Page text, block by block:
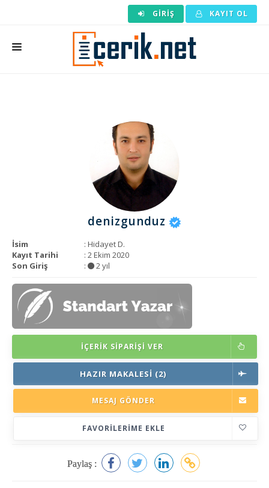
GIRIŞ KAYIT OL
KURUMSAL
denizgunduz
İsim
: Hidayet D.
Kayıt Tarihi
: 2 Ekim 2020
Son Giriş
: 2 yıl
İÇERIK SIPARIŞI VER
HAZIR MAKALESI (2)
MESAJ GÖNDER
FAVORILERIME EKLE
Paylaş :